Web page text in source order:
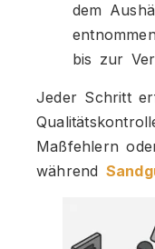
dem
bis zur
Jeder Schritt
Maßfehlern
während